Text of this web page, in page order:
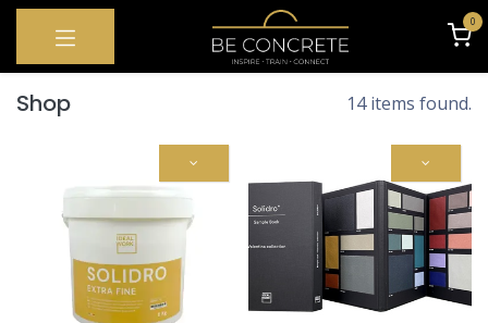
OVERSLAAN NAAR INHOUD 0
Shop 14 items found.